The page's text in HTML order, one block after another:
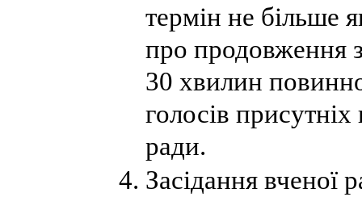
термін не більше
про продовження
30 хвилин
голосів присутніх
ради.
Засідання вченої